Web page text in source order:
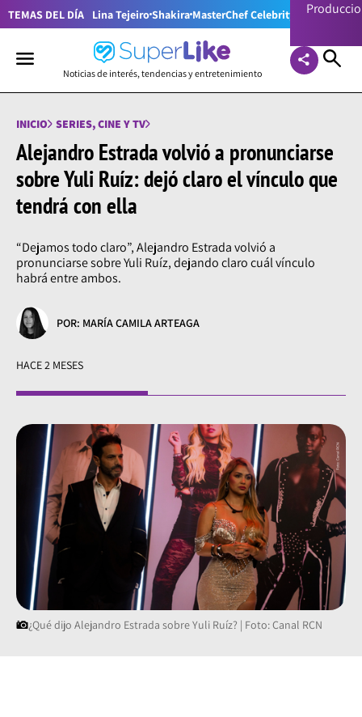
TEMAS DEL DÍA Lina TejeiroShakira MasterChef Celebrity Colombia
Noticias de interés, tendencias y entretenimiento
INICIO SERIES, CINE Y TV
Alejandro Estrada volvió a pronunciarse
sobre Yuli Ruíz: dejó claro el vínculo que
tendrá con ella
“Dejamos todo claro”, Alejandro Estrada volvió a
pronunciarse sobre Yuli Ruíz, dejando claro cuál vínculo
habrá entre ambos.
POR: MARÍA CAMILA ARTEAGA
HACE 2 MESES
¿Qué dijo Alejandro Estrada sobre Yuli Ruíz? | Foto: Canal RCN